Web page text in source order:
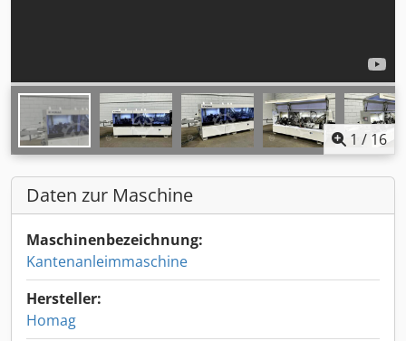
1 / 16
Daten zur Maschine
Maschinenbezeichnung:
Kantenanleimmaschine
Hersteller:
Homag